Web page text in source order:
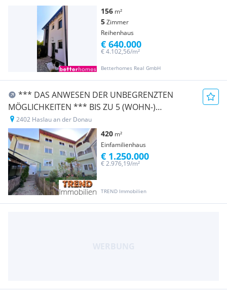
156 m²
5Zimmer
Reihenhaus
Betterhomes Real GmbH
€ 4.102,56/m²
€ 640.000
*** DAS ANWESEN DER UNBEGRENZTEN
MÖGLICHKEITEN *** BIS ZU 5 (WOHN-)
EINHEITEN + GROSSE HALLE ***
2402 Haslau an der Donau
420 m²
Einfamilienhaus
TREND Immobilien
€ 2.976,19/m²
€ 1.250.000